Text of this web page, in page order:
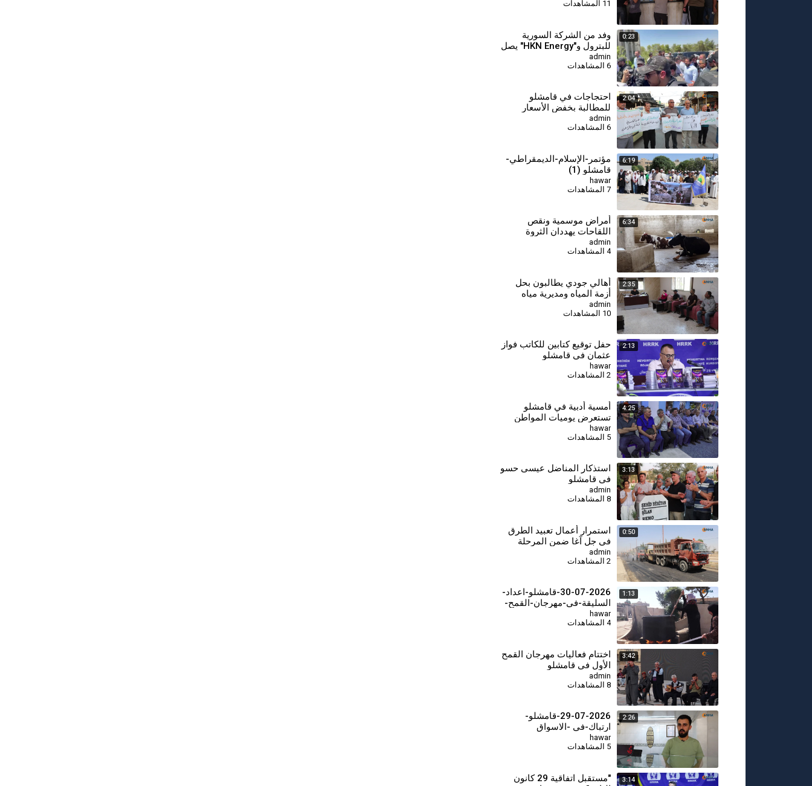
المواطنين
11 المشاهدات
0:23
وفد من الشركة السورية
للبترول و"HKN Energy" يصل
إلى قامشلو
admin
6 المشاهدات
2:04
⁣احتجاجات في قامشلو
للمطالبة بخفض الأسعار
وتحسين الأوضاع المعيشية
admin
6 المشاهدات
6:19
مؤتمر-الإسلام-الديمقراطي-
قامشلو (1)
hawar
7 المشاهدات
6:34
⁣أمراض موسمية ونقص
اللقاحات يهددان الثروة
الحيوانية في قامشلو
admin
4 المشاهدات
2:35
أهالي جودي يطالبون بحل
أزمة المياه ومديرية مياه
قامشلو تتعهد بإجراءات
إسعافية
admin
10 المشاهدات
2:13
حفل توقيع كتابين للكاتب فواز
عثمان في قامشلو
hawar
2 المشاهدات
4:25
أمسية أدبية في قامشلو
تستعرض يوميات المواطن
السوري وهمومه المعيشية
hawar
5 المشاهدات
3:13
⁣استذكار المناضل عيسى حسو
في قامشلو
admin
8 المشاهدات
0:50
استمرار أعمال تعبيد الطرق
في جل آغا ضمن المرحلة
الأولى لتحسين شبكة الطرق
admin
2 المشاهدات
1:13
30-07-2026-قامشلو-اعداد-
السليقة-في-مهرجان-القمح-
الاول (8)
hawar
4 المشاهدات
3:42
اختتام فعاليات مهرجان القمح
الأول في قامشلو
admin
8 المشاهدات
2:26
29-07-2026-قامشلو-
ارتباك-في -الاسواق
hawar
5 المشاهدات
3:14
"مستقبل اتفاقية 29 كانون